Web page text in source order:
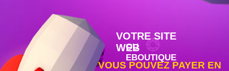
VOTRE SITE
WEB
OU
EBOUTIQUE
VOUS POUVEZ PAYER EN